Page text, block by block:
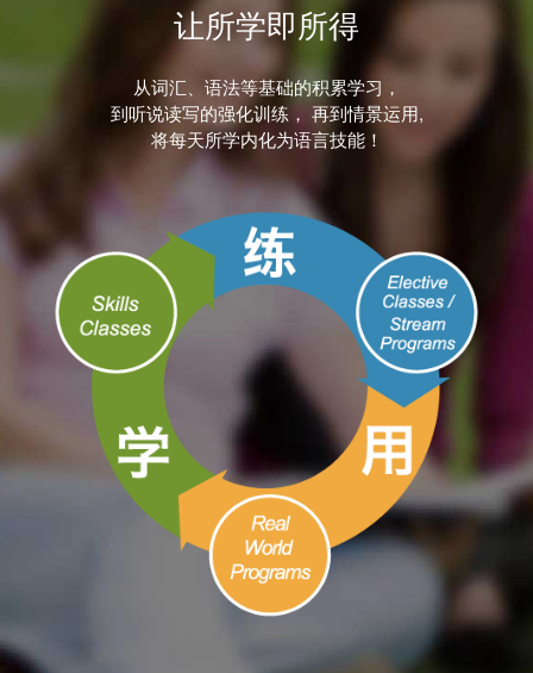
让所学即所得
从词汇、语法等基础的积累学习，
到听说读写的强化训练， 再到情景运用,
将每天所学内化为语言技能！